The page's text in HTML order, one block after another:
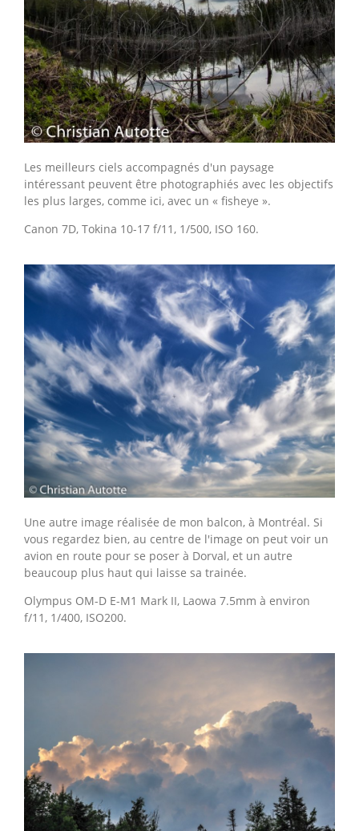
Les meilleurs ciels accompagnés d'un paysage
intéressant peuvent être photographiés avec les objectifs
les plus larges, comme ici, avec un « fisheye ».
Canon 7D, Tokina 10-17 f/11, 1/500, ISO 160.
Une autre image réalisée de mon balcon, à Montréal. Si
vous regardez bien, au centre de l'image on peut voir un
avion en route pour se poser à Dorval, et un autre
beaucoup plus haut qui laisse sa trainée.
Olympus OM-D E-M1 Mark II, Laowa 7.5mm à environ
f/11, 1/400, ISO200.